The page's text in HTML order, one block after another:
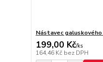
Nástavec
199,00 Kč/ks
164,46 Kč bez DPH